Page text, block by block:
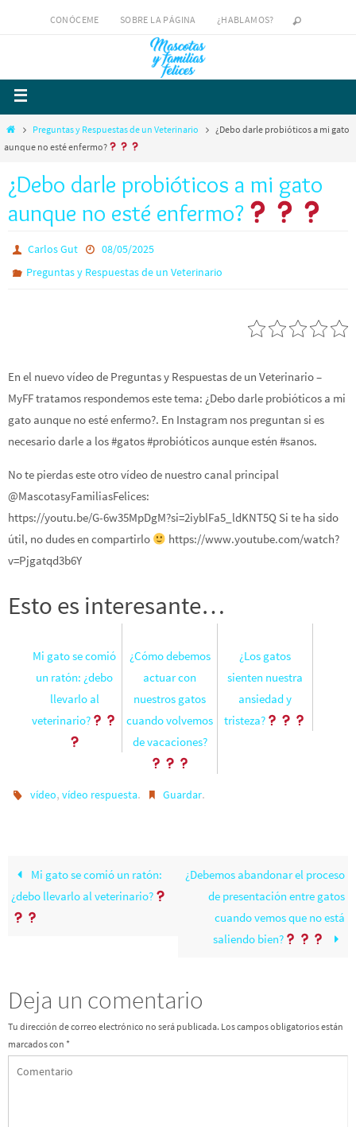
CONÓCEME SOBRE LA PÁGINA ¿HABLAMOS?
Preguntas y Respuestas de un Veterinario
¿Debo darle probióticos a mi gato
aunque no esté enfermo?
¿Debo darle probióticos a mi gato
aunque no esté enfermo?
Carlos Gut
08/05/2025
Preguntas y Respuestas de un Veterinario
En el nuevo vídeo de Preguntas y Respuestas de un Veterinario –
MyFF tratamos respondemos este tema: ¿Debo darle probióticos a mi
gato aunque no esté enfermo?. En Instagram nos preguntan si es
necesario darle a los #gatos #probióticos aunque estén #sanos.
No te pierdas este otro vídeo de nuestro canal principal
@MascotasyFamiliasFelices:
https://youtu.be/G-6w35MpDgM?si=2iyblFa5_ldKNT5Q Si te ha sido
útil, no dudes en compartirlo
https://www.youtube.com/watch?
v=Pjgatqd3b6Y
Esto es interesante…
Mi gato se comió
un ratón: ¿debo
llevarlo al
veterinario?
¿Cómo debemos
actuar con
nuestros gatos
cuando volvemos
de vacaciones?
¿Los gatos
sienten nuestra
ansiedad y
tristeza?
vídeo,vídeo respuesta. Guardar.
Mi gato se comió un ratón:
¿debo llevarlo al veterinario?
¿Debemos abandonar el proceso
de presentación entre gatos
cuando vemos que no está
saliendo bien?
Deja un comentario
Tu dirección de correo electrónico no será publicada. Los campos obligatorios están
marcados con *